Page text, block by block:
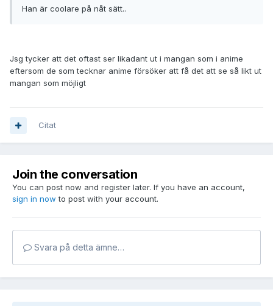
Han är coolare på nåt sätt..
Jsg tycker att det oftast ser likadant ut i mangan som i anime
eftersom de som tecknar anime försöker att få det att se så likt ut
mangan som möjligt
Citat
Join the conversation
You can post now and register later. If you have an account,
sign in now to post with your account.
Svara på detta ämne…